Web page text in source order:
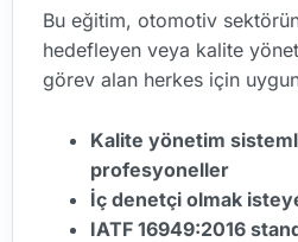
Bu eğitim, otomotiv
hedefleyen veya kalite
görev alan herkes için
Kalite yönetim
profesyoneller
İç denetçi olmak
IATF 16949:2016